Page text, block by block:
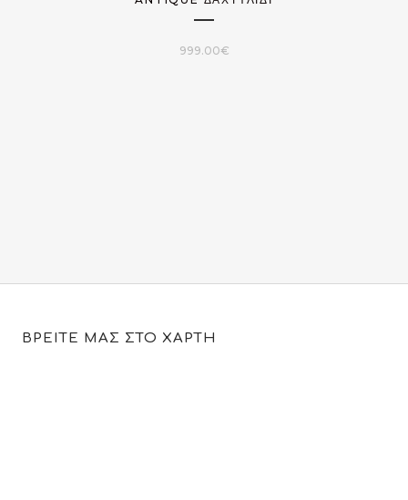
999.00€
ΒΡΕΙΤΕ ΜΑΣ ΣΤΟ ΧΑΡΤΗ